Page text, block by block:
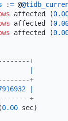
:= @
affected (
affected (
affected (
+
+
+
0.00